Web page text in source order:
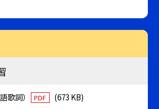
歌詞） PDF
(673 KB)